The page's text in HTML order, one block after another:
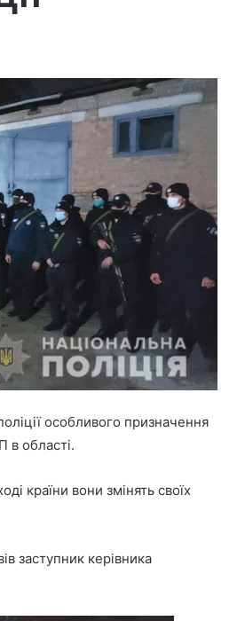
особливого призначення
в області.
країни вони змінять своїх
заступник керівника